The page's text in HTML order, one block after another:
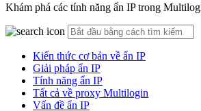
Khám phá các tính năng ẩn IP trong
Kiến thức cơ bản về ẩn IP
Giải pháp ẩn IP
Tính năng ẩn IP
Tất cả về proxy Multilogin
Vấn đề ẩn IP